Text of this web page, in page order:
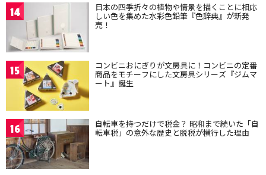
14 日本の四季折々の植物や情景を描くことに相応
しい色を集めた水彩色鉛筆『色辞典』が新発
売！
15 コンビニおにぎりが文房具に！コンビニの定番
商品をモチーフにした文房具シリーズ『ジムマ
ート』誕生
16 自転車を持つだけで税金？ 昭和まで続いた「自
転車税」の意外な歴史と脱税が横行した理由